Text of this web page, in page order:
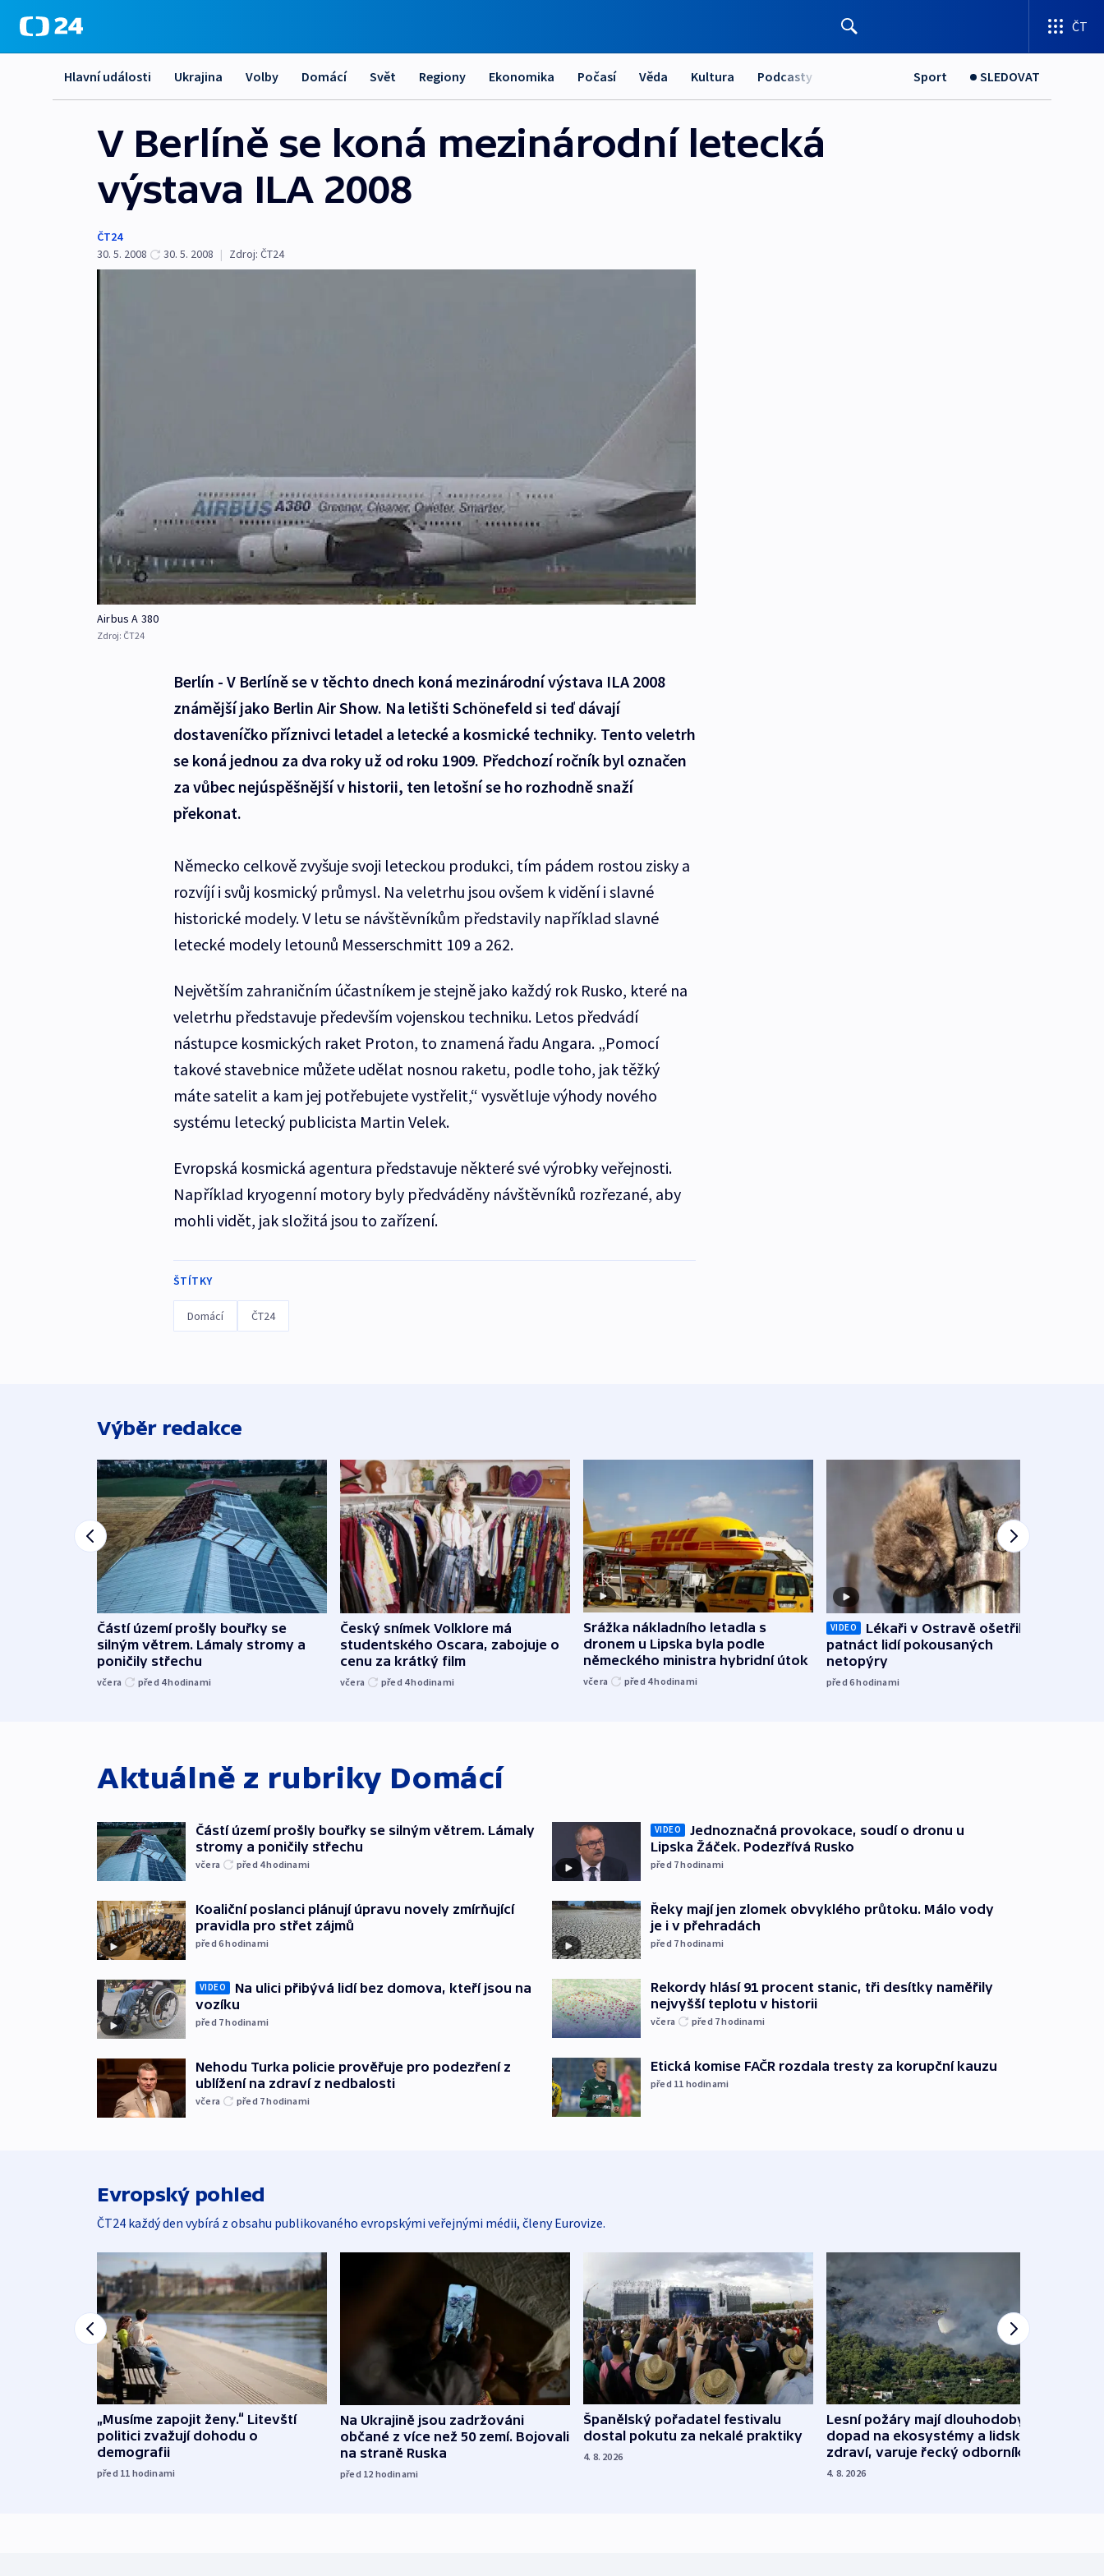
ČT
Hlavní události Ukrajina Volby Domácí Svět Regiony Ekonomika Počasí Věda Kultura Podcasty Sport SLEDOVAT
V Berlíně se koná mezinárodní letecká
výstava ILA 2008
ČT24
30. 5. 2008
30. 5. 2008 | Zdroj: ČT24
Airbus A 380
Zdroj: ČT24
Berlín - V Berlíně se v těchto dnech koná mezinárodní výstava ILA 2008
známější jako Berlin Air Show. Na letišti Schönefeld si teď dávají
dostaveníčko příznivci letadel a letecké a kosmické techniky. Tento veletrh
se koná jednou za dva roky už od roku 1909. Předchozí ročník byl označen
za vůbec nejúspěšnější v historii, ten letošní se ho rozhodně snaží
překonat.
Německo celkově zvyšuje svoji leteckou produkci, tím pádem rostou zisky a
rozvíjí i svůj kosmický průmysl. Na veletrhu jsou ovšem k vidění i slavné
historické modely. V letu se návštěvníkům představily například slavné
letecké modely letounů Messerschmitt 109 a 262.
Největším zahraničním účastníkem je stejně jako každý rok Rusko, které na
veletrhu představuje především vojenskou techniku. Letos předvádí
nástupce kosmických raket Proton, to znamená řadu Angara. „Pomocí
takové stavebnice můžete udělat nosnou raketu, podle toho, jak těžký
máte satelit a kam jej potřebujete vystřelit,“ vysvětluje výhody nového
systému letecký publicista Martin Velek.
Evropská kosmická agentura představuje některé své výrobky veřejnosti.
Například kryogenní motory byly předváděny návštěvníků rozřezané, aby
mohli vidět, jak složitá jsou to zařízení.
ŠTÍTKY
Domácí ČT24
Výběr redakce
Částí území prošly bouřky se
silným větrem. Lámaly stromy a
poničily střechu
včera před 4hodinami
Český snímek Volklore má
studentského Oscara, zabojuje o
cenu za krátký film
včera před 4hodinami
Srážka nákladního letadla s
dronem u Lipska byla podle
německého ministra hybridní útok
včera před 4hodinami
VIDEO
Lékaři v Ostravě ošetřili už
patnáct lidí pokousaných
netopýry
před 6hodinami
Aktuálně z rubriky Domácí
Částí území prošly bouřky se silným větrem. Lámaly
stromy a poničily střechu
včera před 4hodinami
Koaliční poslanci plánují úpravu novely zmírňující
pravidla pro střet zájmů
před 6hodinami
VIDEO
Na ulici přibývá lidí bez domova, kteří jsou na
vozíku
před 7hodinami
Nehodu Turka policie prověřuje pro podezření z
ublížení na zdraví z nedbalosti
včera před 7hodinami
VIDEO
Jednoznačná provokace, soudí o dronu u
Lipska Žáček. Podezřívá Rusko
před 7hodinami
Řeky mají jen zlomek obvyklého průtoku. Málo vody
je i v přehradách
před 7hodinami
Rekordy hlásí 91 procent stanic, tři desítky naměřily
nejvyšší teplotu v historii
včera před 7hodinami
Etická komise FAČR rozdala tresty za korupční kauzu
před 11 hodinami
Evropský pohled
ČT24 každý den vybírá z obsahu publikovaného evropskými veřejnými médii, členy Eurovize.
„Musíme zapojit ženy.“ Litevští
politici zvažují dohodu o
demografii
před 11 hodinami
Na Ukrajině jsou zadržováni
občané z více než 50 zemí. Bojovali
na straně Ruska
před 12 hodinami
Španělský pořadatel festivalu
dostal pokutu za nekalé praktiky
4. 8. 2026
Lesní požáry mají dlouhodobý
dopad na ekosystémy a lidské
zdraví, varuje řecký odborník
4. 8. 2026